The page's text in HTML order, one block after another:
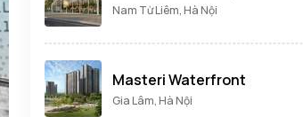
Nam Từ Liêm, Hà Nội
Masteri Waterfront
Gia Lâm, Hà Nội